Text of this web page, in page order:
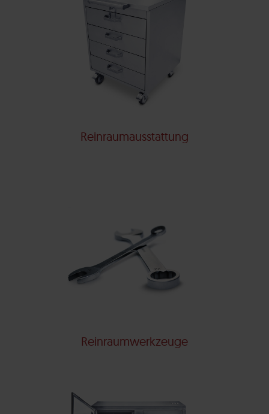
Reinraumausstattung
Reinraumwerkzeuge